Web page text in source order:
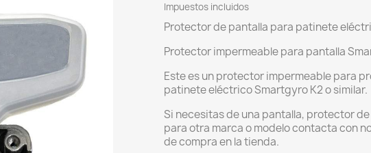
Impuestos incluidos
Protector de pantalla para patinete
Protector impermeable para pantalla
Este es un protector impermeable para
patinete eléctrico Smartgyro K2 o similar.
Si necesitas de una pantalla, protector
para otra marca o modelo contacta con
de compra en la tienda.